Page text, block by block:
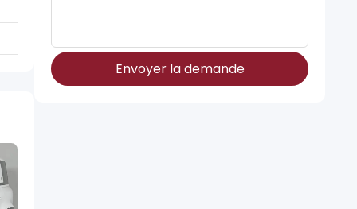
Envoyer la demande